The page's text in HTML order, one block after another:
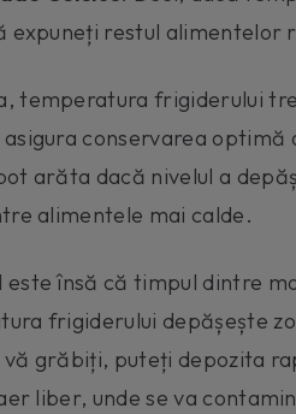
expuneți restul alimentelor
temperatura frigiderului
conservarea
arăta dacă nivelul a
alimentele mai calde.
este însă că timpul dintre
frigiderului depășește
vă grăbiți, puteți depozita
liber, unde se va